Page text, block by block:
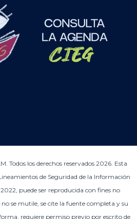
Todos los derechos reservados 2026. Esta
de Seguridad de la Información
puede ser reproducida con fines no
se mutile, se cite la fuente completa y su
requiere permiso previo por escrito de